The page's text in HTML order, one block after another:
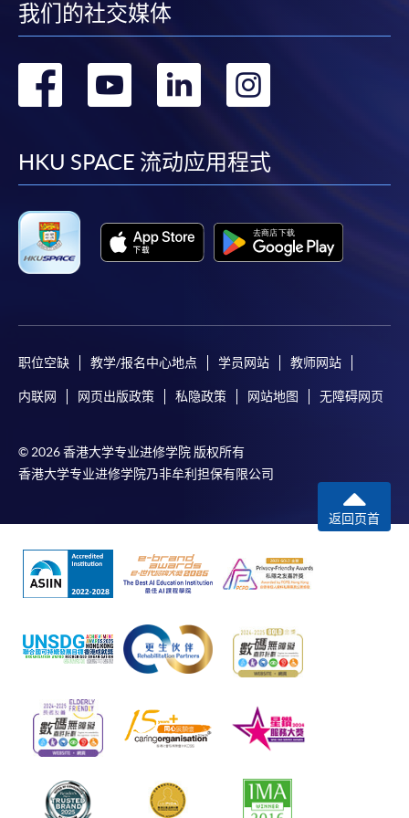
我们的社交媒体
转
facebook
转
youtube
转
linkedin
HKU SPACE 流动应用程式
职位空缺 教学/报名中心地点 学员网站 教师网站
内联网 网页出版政策 私隐政策 网站地图 无障碍网页
© 2026 香港大学专业进修学院 版权所有
香港大学专业进修学院乃非牟利担保有限公司
返回页首